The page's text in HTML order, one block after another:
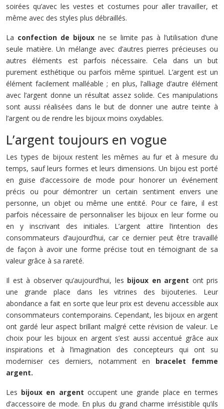
soirées qu’avec les vestes et costumes pour aller travailler, et
même avec des styles plus débraillés.
La confection de bijoux ne se limite pas à l’utilisation d’une
seule matière. Un mélange avec d’autres pierres précieuses ou
autres éléments est parfois nécessaire. Cela dans un but
purement esthétique ou parfois même spirituel. L’argent est un
élément facilement malléable ; en plus, l’alliage d’autre élément
avec l’argent donne un résultat assez solide. Ces manipulations
sont aussi réalisées dans le but de donner une autre teinte à
l’argent ou de rendre les bijoux moins oxydables.
L’argent toujours en vogue
Les types de bijoux restent les mêmes au fur et à mesure du
temps, sauf leurs formes et leurs dimensions. Un bijou est porté
en guise d’accessoire de mode pour honorer un événement
précis ou pour démontrer un certain sentiment envers une
personne, un objet ou même une entité. Pour ce faire, il est
parfois nécessaire de personnaliser les bijoux en leur forme ou
en y inscrivant des initiales. L’argent attire l’intention des
consommateurs d’aujourd’hui, car ce dernier peut être travaillé
de façon à avoir une forme précise tout en témoignant de sa
valeur grâce à sa rareté.
Il est à observer qu’aujourd’hui, les bijoux en argent ont pris
une grande place dans les vitrines des bijouteries. Leur
abondance a fait en sorte que leur prix est devenu accessible aux
consommateurs contemporains. Cependant, les bijoux en argent
ont gardé leur aspect brillant malgré cette révision de valeur. Le
choix pour les bijoux en argent s’est aussi accentué grâce aux
inspirations et à l’imagination des concepteurs qui ont su
moderniser ces derniers, notamment en bracelet femme
argent.
Les bijoux en argent occupent une grande place en termes
d’accessoire de mode. En plus du grand charme irrésistible qu’ils